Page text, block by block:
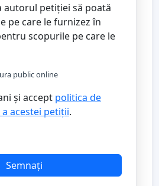
autorul petiției să poată
pe care le furnizez în
scopurile pe care le
public online
și accept politica de
acestei petiții.
Semnați